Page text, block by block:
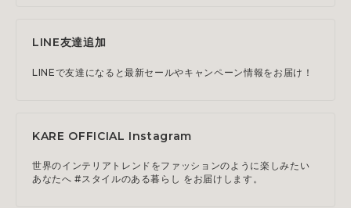
LINE友達追加
LINEで友達になると最新セールやキャンペーン情報をお届け！
KARE OFFICIAL Instagram
世界のインテリアトレンドをファッションのように楽しみたい
あなたへ #スタイルのある暮らし をお届けします。